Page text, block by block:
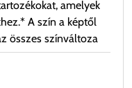
amelyek
A szín a képtől
összes színváltoza